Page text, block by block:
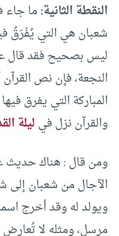
النقطة الثانية:ما جاء
شعبان هي التي يُفْرَقُ
ليس بصحيح فقد قال
النجعة، فإن نص القرآن
المباركة التي يفرق
والقرآن نزل فيليلة
ومن قال : هناك حديث
الآجال من شعبان إلى
ويولد له وقد أخرج
مرسل، ومثله لا تُعارض